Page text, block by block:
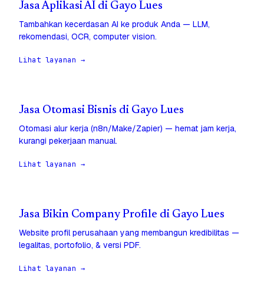
Jasa Aplikasi AI di Gayo Lues
Tambahkan kecerdasan AI ke produk Anda — LLM,
rekomendasi, OCR, computer vision.
Lihat layanan →
Jasa Otomasi Bisnis di Gayo Lues
Otomasi alur kerja (n8n/Make/Zapier) — hemat jam kerja,
kurangi pekerjaan manual.
Lihat layanan →
Jasa Bikin Company Profile di Gayo Lues
Website profil perusahaan yang membangun kredibilitas —
legalitas, portofolio, & versi PDF.
Lihat layanan →